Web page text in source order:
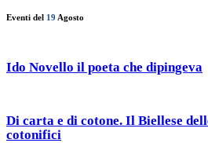
Eventi del 19 Agosto
Ido Novello il poeta che dipingeva
Di carta e di cotone. Il Biellese
cotonifici